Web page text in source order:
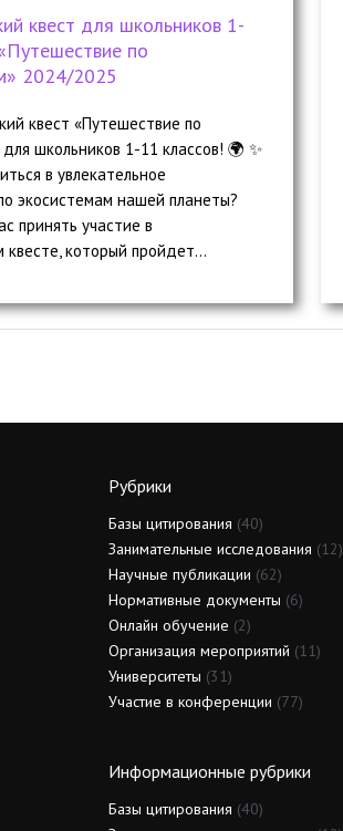
квест для школьников 1-
по
2024/2025
квест «Путешествие по
школьников 1-11 классов! 🌍 ✨
в увлекательное
экосистемам нашей планеты?
принять участие в
квесте, который пройдет...
Рубрики
Базы цитирования (40)
Занимательные исследования (12)
Научные публикации (62)
Нормативные документы (6)
Онлайн обучение (2)
Организация мероприятий (11)
Университеты (31)
Участие в конференции (77)
Информационные рубрики
Базы цитирования (40)